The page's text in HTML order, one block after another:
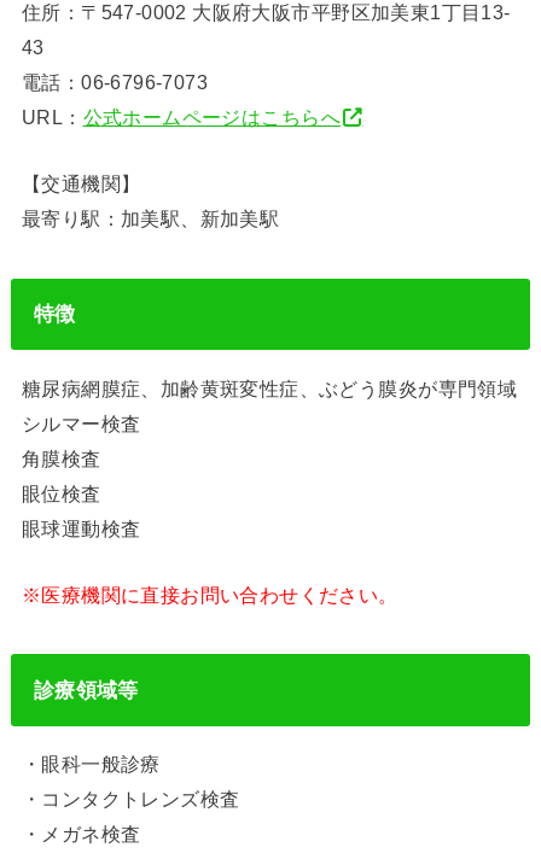
住所：〒547-0002 大阪府大阪市平野区加美東1丁目13-
43
電話：06-6796-7073
URL： 公式ホームページはこちらへ
【交通機関】
最寄り駅：加美駅、新加美駅
特徴
糖尿病網膜症、加齢黄斑変性症、ぶどう膜炎が専門領域
シルマー検査
角膜検査
眼位検査
眼球運動検査
※医療機関に直接お問い合わせください。
診療領域等
・眼科一般診療
・コンタクトレンズ検査
・メガネ検査